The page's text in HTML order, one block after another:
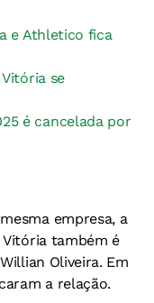
e Athletico fica
se
é cancelada por
empresa, a
também é
Oliveira. Em
a relação.